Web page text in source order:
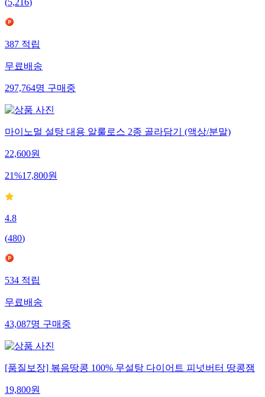
(5,216)
387적립
무료배송
297,764명구매중
마이노멀 설탕 대용 알룰로스 2종 골라담기 (액상/분말)
22,600원
21%17,800원
4.8
(480)
534적립
무료배송
43,087명구매중
[품질보장] 볶음땅콩 100% 무설탕 다이어트 피넛버터 땅콩잼
19,800원